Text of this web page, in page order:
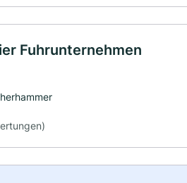
Fuhrunternehmen